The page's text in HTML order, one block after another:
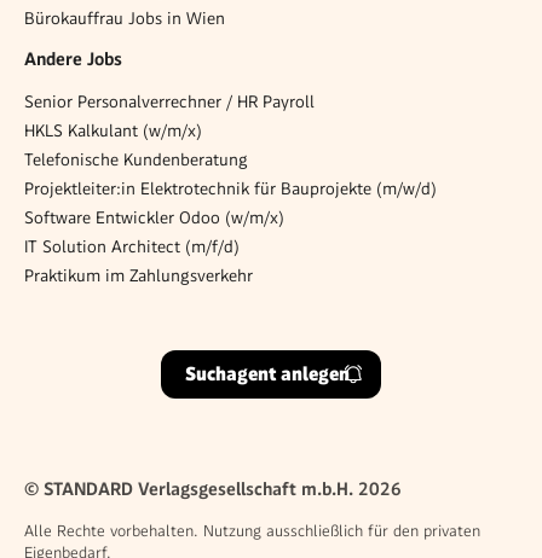
Bürokauffrau Jobs in Wien
Andere Jobs
Senior Personalverrechner / HR Payroll
HKLS Kalkulant (w/m/x)
Telefonische Kundenberatung
Projektleiter:in Elektrotechnik für Bauprojekte (m/w/d)
Software Entwickler Odoo (w/m/x)
IT Solution Architect (m/f/d)
Praktikum im Zahlungsverkehr
Suchagent anlegen
© STANDARD Verlagsgesellschaft m.b.H. 2026
Alle Rechte vorbehalten. Nutzung ausschließlich für den privaten
Eigenbedarf.